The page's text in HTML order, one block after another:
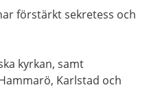
förstärkt sekretess och
kyrkan, samt
Karlstad och